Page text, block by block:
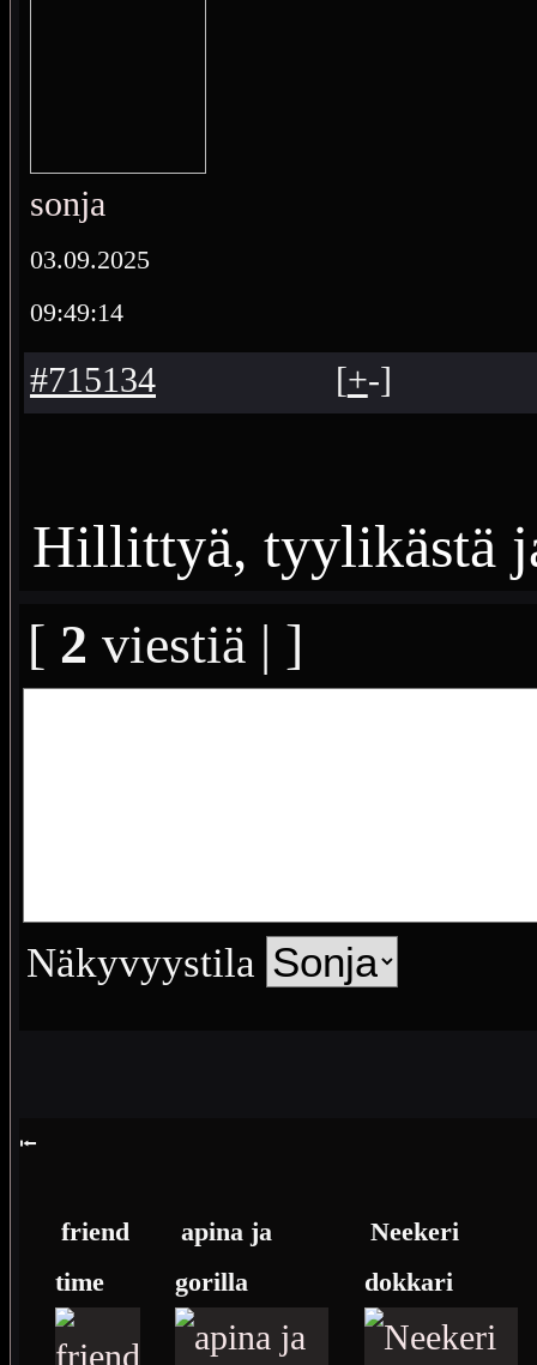
sonja
03.09.2025
09:49:14
#715134 [+-]
Hillittyä, tyylikästä
[ 2 viestiä | ]
Näkyvyystila
⭰
friend
time
apina ja
gorilla
Neekeri
dokkari